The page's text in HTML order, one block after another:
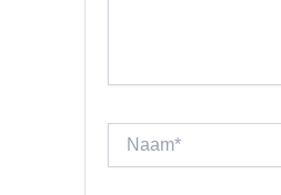
Naam*